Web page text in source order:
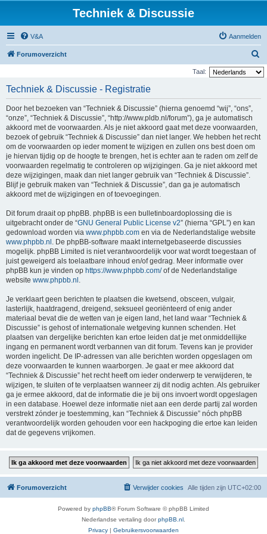
Techniek & Discussie
V&A Aanmelden
Forumoverzicht
o
Taal:
Techniek & Discussie - Registratie
Door het bezoeken van “Techniek & Discussie” (hierna genoemd “wij”, “ons”,
“onze”, “Techniek & Discussie”, “http://www.pldb.nl/forum”), ga je automatisch
akkoord met de voorwaarden. Als je niet akkoord gaat met deze voorwaarden,
bezoek of gebruik “Techniek & Discussie” dan niet langer. We hebben het recht
om de voorwaarden op ieder moment te wijzigen en zullen ons best doen om
je hiervan tijdig op de hoogte te brengen, het is echter aan te raden om zelf de
voorwaarden regelmatig te controleren op wijzigingen. Ga je niet akkoord met
deze wijzigingen, maak dan niet langer gebruik van “Techniek & Discussie”.
Blijf je gebruik maken van “Techniek & Discussie”, dan ga je automatisch
akkoord met de wijzigingen en of toevoegingen.
Dit forum draait op phpBB. phpBB is een bulletinboardoplossing die is
uitgebracht onder de “GNU General Public License v2” (hierna “GPL”) en kan
gedownload worden via www.phpbb.com en via de Nederlandstalige website
www.phpbb.nl . De phpBB-software maakt internetgebaseerde discussies
mogelijk. phpBB Limited is niet verantwoordelijk voor wat wordt toegestaan of
juist geweigerd als toelaatbare inhoud en/of gedrag. Meer informatie over
phpBB kun je vinden op https://www.phpbb.com/of de Nederlandstalige
website www.phpbb.nl .
Je verklaart geen berichten te plaatsen die kwetsend, obsceen, vulgair,
lasterlijk, haatdragend, dreigend, seksueel georiënteerd of enig ander
materiaal bevat die de wetten van je eigen land, het land waar “Techniek &
Discussie” is gehost of internationale wetgeving kunnen schenden. Het
plaatsen van dergelijke berichten kan ertoe leiden dat je met onmiddellijke
ingang en permanent wordt verbannen van dit forum. Tevens kan je provider
worden ingelicht. De IP-adressen van alle berichten worden opgeslagen om
deze voorwaarden te kunnen waarborgen. Je gaat er mee akkoord dat
“Techniek & Discussie” het recht heeft om ieder onderwerp te verwijderen, te
wijzigen, te sluiten of te verplaatsen wanneer zij dit nodig achten. Als gebruiker
ga je ermee akkoord, dat de informatie die je bij ons invoert wordt opgeslagen
in een database. Hoewel deze informatie niet aan een derde partij zal worden
verstrekt zónder je toestemming, kan “Techniek & Discussie” nóch phpBB
verantwoordelijk worden gehouden voor een hackpoging die ertoe kan leiden
dat de gegevens vrijkomen.
Forumoverzicht Alle tijden zijn UTC+02:00
Verwijder cookies
Powered by phpBB® Forum Software © phpBB Limited
Nederlandse vertaling doorphpBB.nl
Privacy | Gebruikersvoorwaarden